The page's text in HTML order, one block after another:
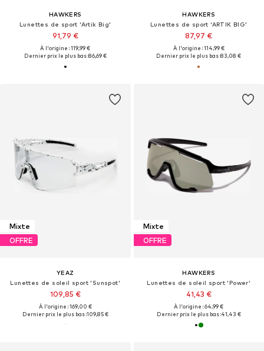
HAWKERS
Lunettes de sport 'Artik Big'
91,79 €
À l'origine : 119,99 €
Dernier prix le plus bas :86,69 €
HAWKERS
Lunettes de sport 'ARTIK BIG'
87,97 €
À l'origine : 114,99 €
Dernier prix le plus bas :83,08 €
Mixte
OFFRE
YEAZ
Lunettes de soleil sport 'Sunspot'
109,85 €
À l'origine : 169,00 €
Dernier prix le plus bas :109,85 €
Mixte
OFFRE
HAWKERS
Lunettes de soleil sport 'Power'
41,43 €
À l'origine : 64,99 €
Dernier prix le plus bas :41,43 €